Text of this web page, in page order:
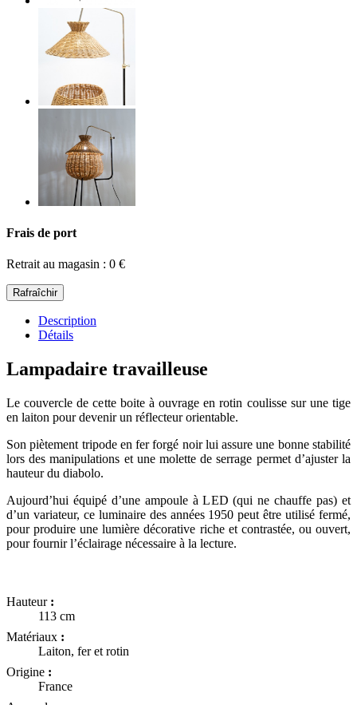
Frais de port
Retrait au magasin : 0 €
Description
Détails
Lampadaire travailleuse
Le couvercle de cette boite à ouvrage en rotin coulisse sur une tige
en laiton pour devenir un réflecteur orientable.
Son piètement tripode en fer forgé noir lui assure une bonne stabilité
lors des manipulations et une molette de serrage permet d’ajuster la
hauteur du diabolo.
Aujourd’hui équipé d’une ampoule à LED (qui ne chauffe pas) et
d’un variateur, ce luminaire des années 1950 peut être utilisé fermé,
pour produire une lumière décorative riche et contrastée, ou ouvert,
pour fournir l’éclairage nécessaire à la lecture.
Hauteur :
113 cm
Matériaux :
Laiton, fer et rotin
Origine :
France